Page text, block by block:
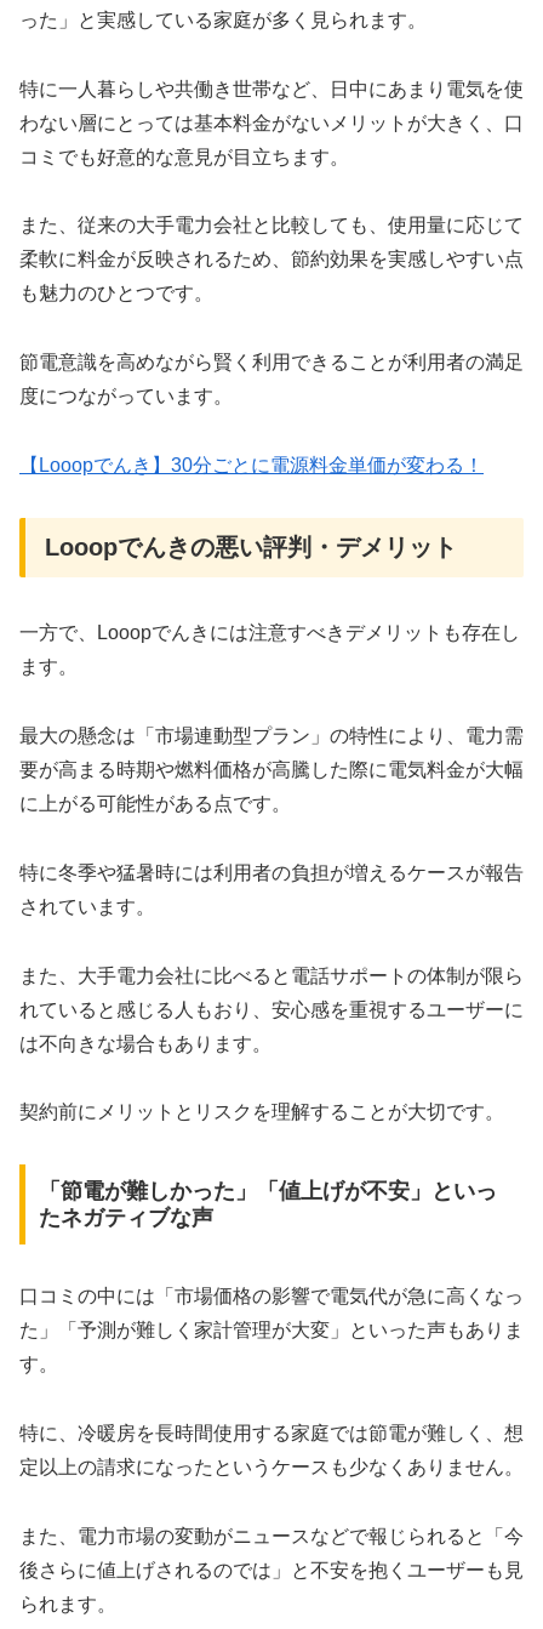
った」と実感している家庭が多く見られます。
特に一人暮らしや共働き世帯など、日中にあまり電気を使
わない層にとっては基本料金がないメリットが大きく、口
コミでも好意的な意見が目立ちます。
また、従来の大手電力会社と比較しても、使用量に応じて
柔軟に料金が反映されるため、節約効果を実感しやすい点
も魅力のひとつです。
節電意識を高めながら賢く利用できることが利用者の満足
度につながっています。
【Looopでんき】30分ごとに電源料金単価が変わる！
Looopでんきの悪い評判・デメリット
一方で、Looopでんきには注意すべきデメリットも存在し
ます。
最大の懸念は「市場連動型プラン」の特性により、電力需
要が高まる時期や燃料価格が高騰した際に電気料金が大幅
に上がる可能性がある点です。
特に冬季や猛暑時には利用者の負担が増えるケースが報告
されています。
また、大手電力会社に比べると電話サポートの体制が限ら
れていると感じる人もおり、安心感を重視するユーザーに
は不向きな場合もあります。
契約前にメリットとリスクを理解することが大切です。
「節電が難しかった」「値上げが不安」といっ
たネガティブな声
口コミの中には「市場価格の影響で電気代が急に高くなっ
た」「予測が難しく家計管理が大変」といった声もありま
す。
特に、冷暖房を長時間使用する家庭では節電が難しく、想
定以上の請求になったというケースも少なくありません。
また、電力市場の変動がニュースなどで報じられると「今
後さらに値上げされるのでは」と不安を抱くユーザーも見
られます。